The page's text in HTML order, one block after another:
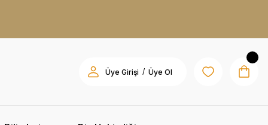
Üye Girişi / Üye Ol